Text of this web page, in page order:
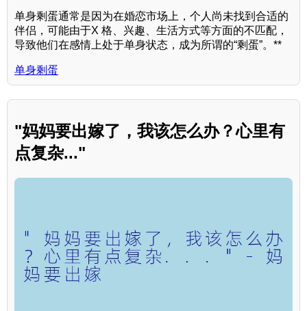
单身剩蛋通常是因为在婚恋市场上，个人尚未找到合适的
伴侣，可能由于X 格、兴趣、生活方式等方面的不匹配，
导致他们在感情上处于单身状态，成为所谓的“剩蛋”。**
单身剩蛋
"妈妈要出嫁了，我该怎么办？心里有
点复杂..."